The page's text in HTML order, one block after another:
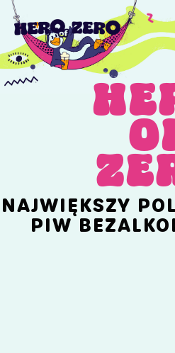
Przejdź
do
treści
NAJWIĘKSZY
PIW